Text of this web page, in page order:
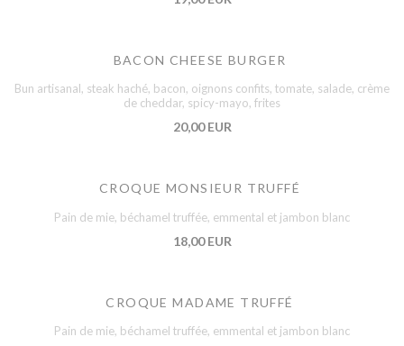
BACON CHEESE BURGER
Bun artisanal, steak haché, bacon, oignons confits, tomate, salade, crème
de cheddar, spicy-mayo, frites
20,00 EUR
CROQUE MONSIEUR TRUFFÉ
Pain de mie, béchamel truffée, emmental et jambon blanc
18,00 EUR
CROQUE MADAME TRUFFÉ
Pain de mie, béchamel truffée, emmental et jambon blanc